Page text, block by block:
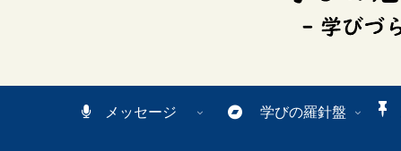
メッセージ 学びの羅針盤
と、